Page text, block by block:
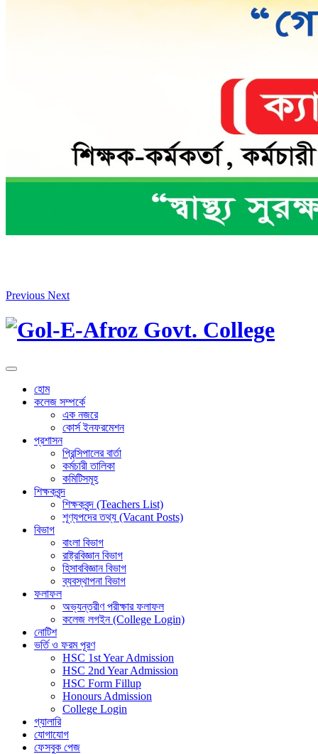
Previous Next
হোম
কলেজ সম্পর্কে
এক নজরে
কোর্স ইনফরমেশন
প্রশাসন
প্রিন্সিপালের বার্তা
কর্মচারী তালিকা
কমিটিসমূহ
শিক্ষকবৃন্দ
শিক্ষকবৃন্দ (Teachers List)
শূণ্যপদের তথ্য (Vacant Posts)
বিভাগ
বাংলা বিভাগ
রাষ্ট্রবিজ্ঞান বিভাগ
হিসাববিজ্ঞান বিভাগ
ব্যবস্থাপনা বিভাগ
ফলাফল
অভ্যন্তরীণ পরীক্ষার ফলাফল
কলেজ লগইন (College Login)
নোটিশ
ভর্তি ও ফরম পূরণ
HSC 1st Year Admission
HSC 2nd Year Admission
HSC Form Fillup
Honours Admission
College Login
গ্যালারি
যোগাযোগ
ফেসবুক পেজ